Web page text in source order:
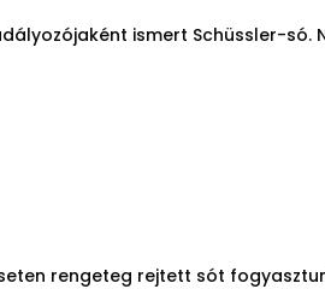
ismert Schüssler-só.
rengeteg rejtett sót